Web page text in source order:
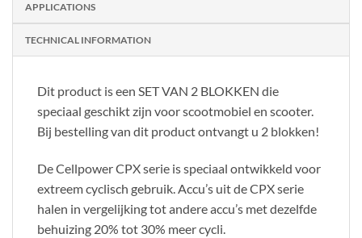
APPLICATIONS
TECHNICAL INFORMATION
Dit product is een SET VAN 2 BLOKKEN die
speciaal geschikt zijn voor scootmobiel en scooter.
Bij bestelling van dit product ontvangt u 2 blokken!
De Cellpower CPX serie is speciaal ontwikkeld voor
extreem cyclisch gebruik. Accu’s uit de CPX serie
halen in vergelijking tot andere accu’s met dezelfde
behuizing 20% tot 30% meer cycli.